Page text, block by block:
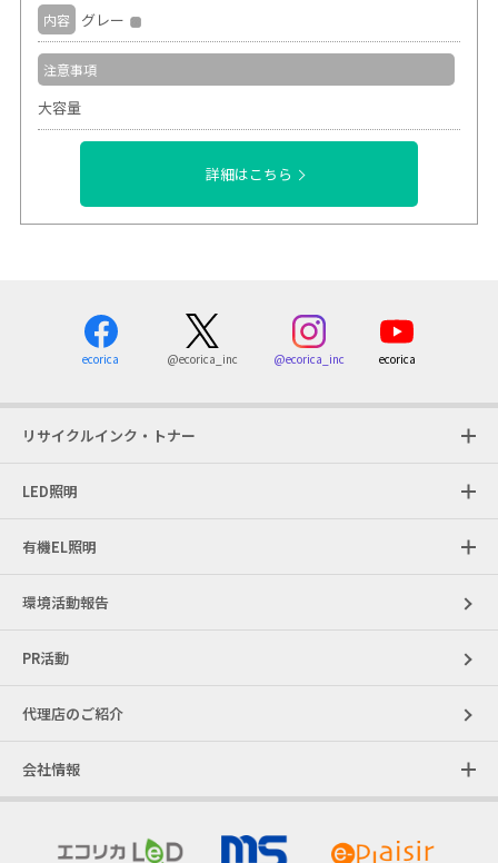
内容 グレー
注意事項
大容量
詳細はこちら
ecorica @ecorica_inc @ecorica_inc ecorica
リサイクルインク・トナー
LED照明
有機EL照明
環境活動報告
PR活動
代理店のご紹介
会社情報